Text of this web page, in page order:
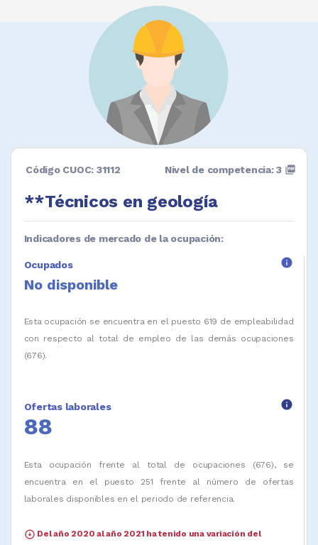
Código CUOC: 31112
**Técnicos en geología
Nivel de competencia: 3 picture_as_pdf
Indicadores de mercado de la ocupación:
Ocupados info
No disponible
Esta ocupación se encuentra en el puesto 619 de empleabilidad
con respecto al total de empleo de las demás ocupaciones
(676).
Ofertas laborales info
88
Esta ocupación frente al total de ocupaciones (676), se
encuentra en el puesto 251 frente al número de ofertas
laborales disponibles en el periodo de referencia.
arrow_circle_down Del año 2020 al año 2021 ha tenido una variación del